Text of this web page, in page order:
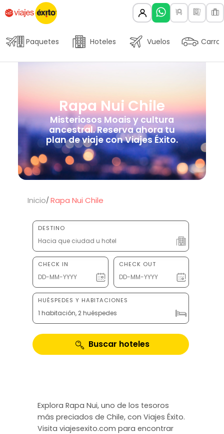
Paquetes Hoteles Vuelos Carros
Rapa Nui Chile
Misteriosos Moais y cultura
ancestral. Reserva ahora tu
plan de viaje con Viajes Éxito.
Inicio Rapa Nui Chile
DESTINO
CHECK IN CHECK OUT
HUÉSPEDES Y HABITACIONES
1 habitación, 2 huéspedes
Buscar hoteles
Explora Rapa Nui, uno de los tesoros
más preciados de Chile, con Viajes Éxito.
Visita viajesexito.com para encontrar